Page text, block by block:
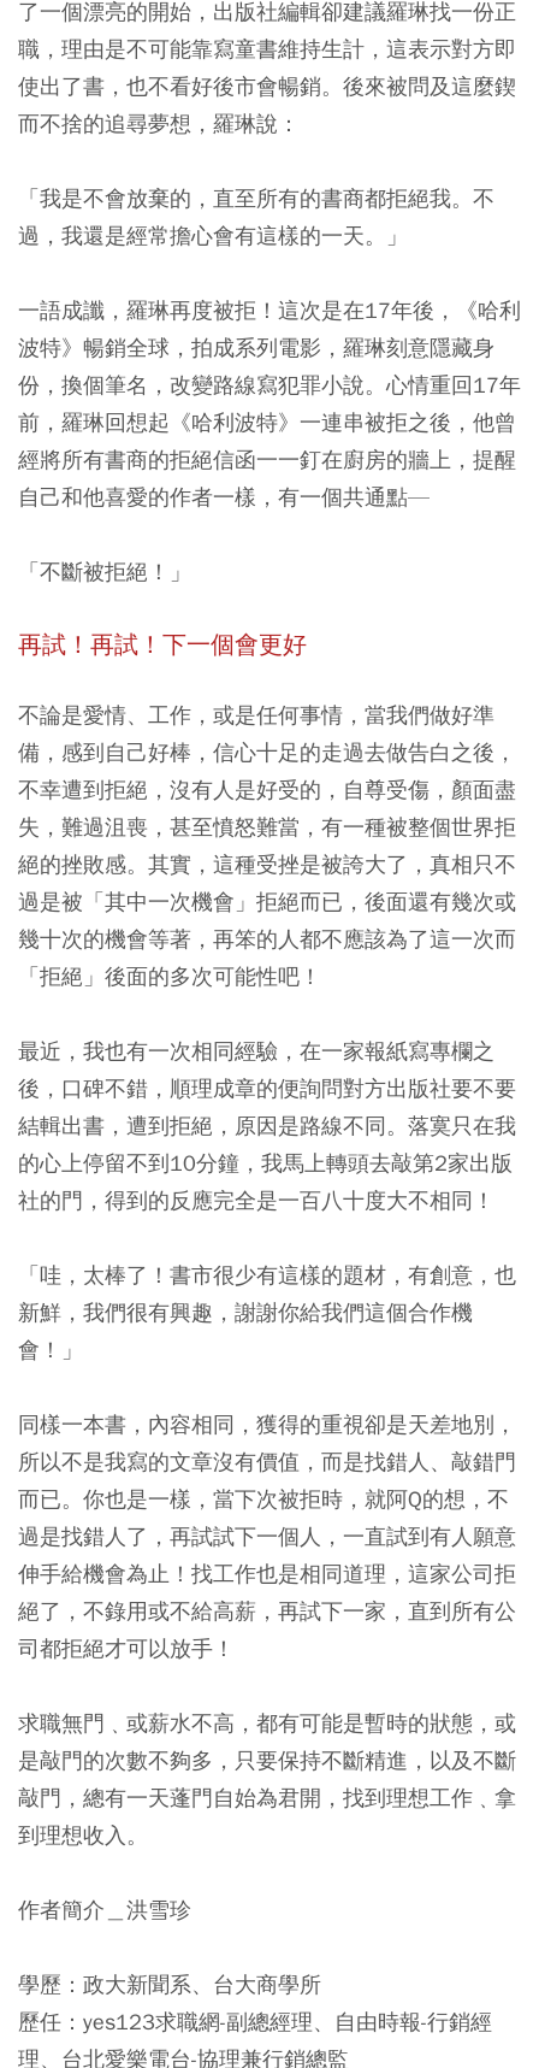
了一個漂亮的開始，出版社編輯卻建議羅琳找一份正
職，理由是不可能靠寫童書維持生計，這表示對方即
使出了書，也不看好後市會暢銷。後來被問及這麼鍥
而不捨的追尋夢想，羅琳說：
「我是不會放棄的，直至所有的書商都拒絕我。不
過，我還是經常擔心會有這樣的一天。」
一語成讖，羅琳再度被拒！這次是在17年後，《哈利
波特》暢銷全球，拍成系列電影，羅琳刻意隱藏身
份，換個筆名，改變路線寫犯罪小說。心情重回17年
前，羅琳回想起《哈利波特》一連串被拒之後，他曾
經將所有書商的拒絕信函一一釘在廚房的牆上，提醒
自己和他喜愛的作者一樣，有一個共通點—
「不斷被拒絕！」
再試！再試！下一個會更好
不論是愛情、工作，或是任何事情，當我們做好準
備，感到自己好棒，信心十足的走過去做告白之後，
不幸遭到拒絕，沒有人是好受的，自尊受傷，顏面盡
失，難過沮喪，甚至憤怒難當，有一種被整個世界拒
絕的挫敗感。其實，這種受挫是被誇大了，真相只不
過是被「其中一次機會」拒絕而已，後面還有幾次或
幾十次的機會等著，再笨的人都不應該為了這一次而
「拒絕」後面的多次可能性吧！
最近，我也有一次相同經驗，在一家報紙寫專欄之
後，口碑不錯，順理成章的便詢問對方出版社要不要
結輯出書，遭到拒絕，原因是路線不同。落寞只在我
的心上停留不到10分鐘，我馬上轉頭去敲第2家出版
社的門，得到的反應完全是一百八十度大不相同！
「哇，太棒了！書市很少有這樣的題材，有創意，也
新鮮，我們很有興趣，謝謝你給我們這個合作機
會！」
同樣一本書，內容相同，獲得的重視卻是天差地別，
所以不是我寫的文章沒有價值，而是找錯人、敲錯門
而已。 你也是一樣，當下次被拒時，就阿Q的想，不
過是找錯人了，再試試下一個人，一直試到有人願意
伸手給機會為止！ 找工作也是相同道理，這家公司拒
絕了，不錄用或不給高薪，再試下一家，直到所有公
司都拒絕才可以放手！
求職無門﹑或薪水不高，都有可能是暫時的狀態，或
是敲門的次數不夠多，只要保持不斷精進，以及不斷
敲門，總有一天蓬門自始為君開，找到理想工作﹑拿
到理想收入。
作者簡介＿洪雪珍
學歷：政大新聞系、台大商學所
歷任：yes123求職網-副總經理、自由時報-行銷經
理、台北愛樂電台-協理兼行銷總監